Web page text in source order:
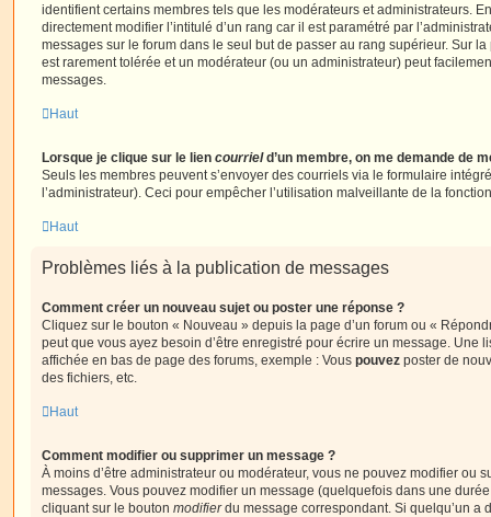
identifient certains membres tels que les modérateurs et administrateurs.
directement modifier l’intitulé d’un rang car il est paramétré par
messages sur le forum dans le seul but de passer au rang supérieur. Sur
est rarement tolérée et un modérateur (ou un administrateur) peut
messages.
Haut
Lorsque je clique sur le lien courrield’un membre, on me demande de
Seuls les membres peuvent s’envoyer des courriels via le formulaire
l’administrateur). Ceci pour empêcher l’utilisation malveillante de la
Haut
Problèmes liés à la publication de messages
Comment créer un nouveau sujet ou poster une réponse ?
Cliquez sur le bouton « Nouveau » depuis la page d’un forum ou «
peut que vous ayez besoin d’être enregistré pour écrire un message. Une
affichée en bas de page des forums, exemple : Vous pouvez poster de
des fichiers, etc.
Haut
Comment modifier ou supprimer un message ?
À moins d’être administrateur ou modérateur, vous ne pouvez modifier ou
messages. Vous pouvez modifier un message (quelquefois dans une
cliquant sur le bouton modifierdu message correspondant. Si quelqu’un a